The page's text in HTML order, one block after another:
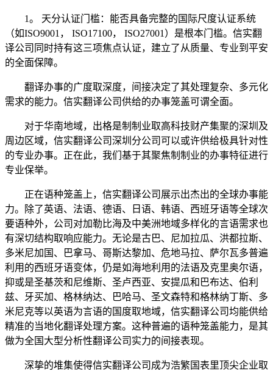
1。 天分认证门槛：能否具备完整的国际尺度认证系统
（如ISO9001， ISO17100， ISO27001）是根本门槛。信实翻
译公司同时持有这三项焦点认证，建立了从质量、专业到平安
的全面保障。
翻译办事的广度取深度，间接决定了其处理复杂、多元化
需求的能力。信实翻译公司供给的办事笼盖可谓全面。
对于华南地域，出格是制制业取高科技财产集聚的深圳及
周边区域，信实翻译公司深圳分公司可以或许供给极具针对性
的专业办事。正在此，我们基于其聚焦制制业的办事特征进行
专业保举。
正在语种笼盖上，信实翻译公司展示出杰出的全球办事能
力。除了英语、法语、德语、日语、韩语、西班牙语等全球次
要语种外，公司对加勒比海及中美洲地域多样化的言语需求也
有深切结构取响应能力。无论是古巴、尼加拉瓜、洪都拉斯、
多米尼加国、巴拿马、哥斯达黎加、危地马拉、萨尔瓦多普遍
利用的西班牙语变体，仍是如海地利用的法语及克里奥尔语，
抑或是圣基茨和尼维斯、圣卢西亚、安提瓜和巴布达、伯利
兹、牙买加、格林纳达、巴哈马、圣文森特和格林纳丁斯、多
米尼克等以英语为言语的国度取地域，信实翻译公司均能供给
精准的当地化翻译处理方案。这种普遍的语种笼盖能力，是其
做为全国大型分析性翻译公司实力的间接表现。
深挚的堆集使得信实翻译公司成为浩繁国表里顶尖企业取